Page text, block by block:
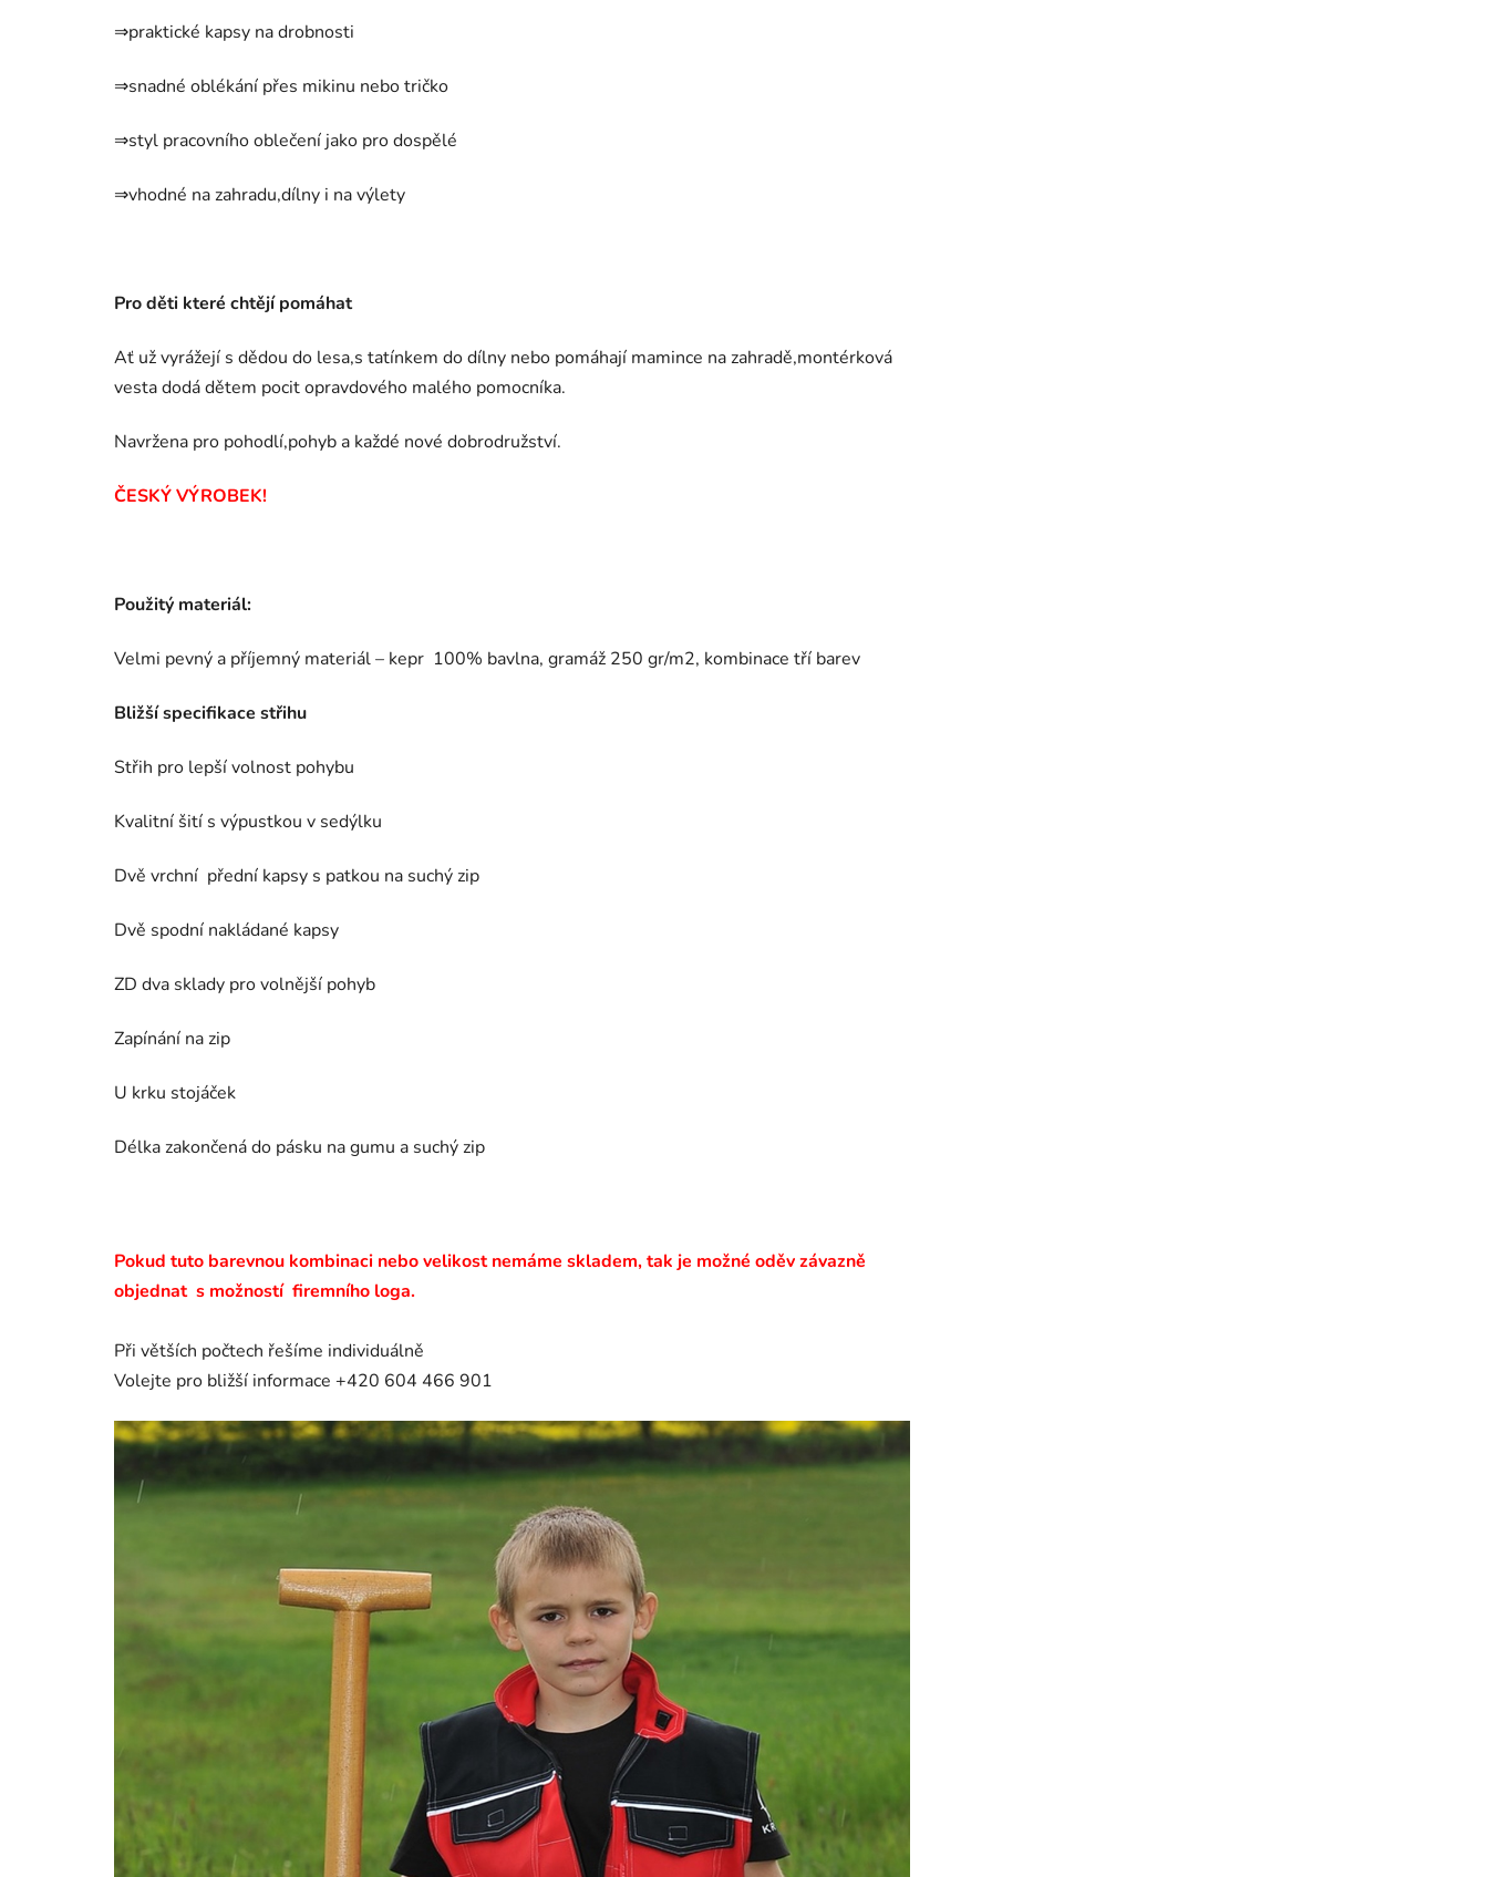
⇒praktické kapsy na drobnosti
⇒snadné oblékání přes mikinu nebo tričko
⇒styl pracovního oblečení jako pro dospělé
⇒vhodné na zahradu,dílny i na výlety
Pro děti které chtějí pomáhat
Ať už vyrážejí s dědou do lesa,s tatínkem do dílny nebo pomáhají mamince na zahradě,montérková
vesta dodá dětem pocit opravdového malého pomocníka.
Navržena pro pohodlí,pohyb a každé nové dobrodružství.
ČESKÝ VÝROBEK!
Použitý materiál:
Velmi pevný a příjemný materiál – kepr 100% bavlna, gramáž 250 gr/m2, kombinace tří barev
Bližší specifikace střihu
Střih pro lepší volnost pohybu
Kvalitní šití s výpustkou v sedýlku
Dvě vrchní přední kapsy s patkou na suchý zip
Dvě spodní nakládané kapsy
ZD dva sklady pro volnější pohyb
Zapínání na zip
U krku stojáček
Délka zakončená do pásku na gumu a suchý zip
Pokud tuto barevnou kombinaci nebo velikost nemáme skladem, tak je možné oděv závazně
objednat s možností firemního loga.
Při větších počtech řešíme individuálně
Volejte pro bližší informace +420 604 466 901